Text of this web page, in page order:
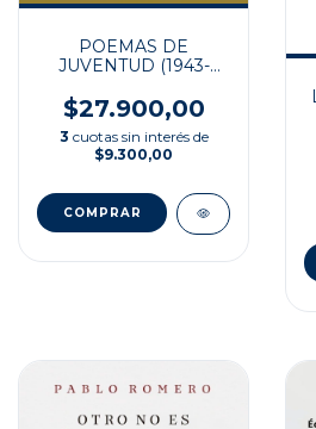
POEMAS DE
JUVENTUD (1943-
$27.900,00
3 cuotas sin interés de
$9.300,00